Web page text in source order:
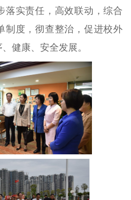
落实责任，高效联动，综合
制度， 彻查整治，促进校外
健康、安全发展。